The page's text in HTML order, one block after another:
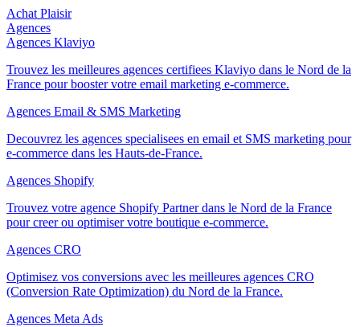
Achat Plaisir
Agences
Agences Klaviyo
Trouvez les meilleures agences certifiees Klaviyo dans le Nord de la
France pour booster votre email marketing e-commerce.
Agences Email & SMS Marketing
Decouvrez les agences specialisees en email et SMS marketing pour
e-commerce dans les Hauts-de-France.
Agences Shopify
Trouvez votre agence Shopify Partner dans le Nord de la France
pour creer ou optimiser votre boutique e-commerce.
Agences CRO
Optimisez vos conversions avec les meilleures agences CRO
(Conversion Rate Optimization) du Nord de la France.
Agences Meta Ads